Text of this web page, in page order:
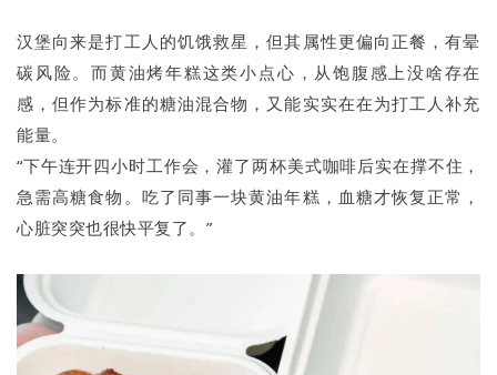
汉堡向来是打工人的饥饿救星，但其属性更偏向正餐，有晕
碳风险。而黄油烤年糕这类小点心，从饱腹感上没啥存在
感，但作为标准的糖油混合物，又能实实在在为打工人补充
能量。
“下午连开四小时工作会，灌了两杯美式咖啡后实在撑不住，
急需高糖食物。吃了同事一块黄油年糕，血糖才恢复正常，
心脏突突也很快平复了。”